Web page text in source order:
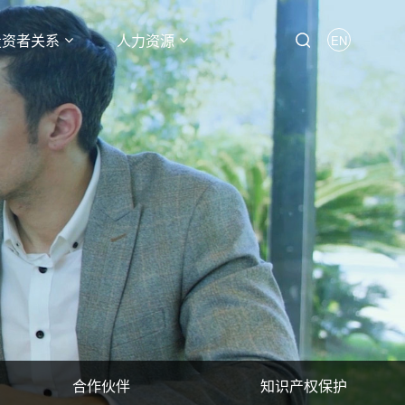
者关系 人力资源 EN
合作伙伴 知识产权保护